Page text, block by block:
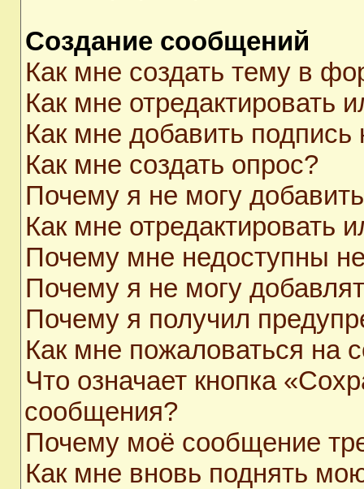
Создание сообщений
Как мне создать тему в
Как мне отредактировать
Как мне добавить
Как мне создать опрос?
Почему я не могу
Как мне отредактировать
Почему мне недоступны
Почему я не могу
Почему я получил
Как мне пожаловаться на
Что означает кнопка
сообщения?
Почему моё сообщение
Как мне вновь поднять